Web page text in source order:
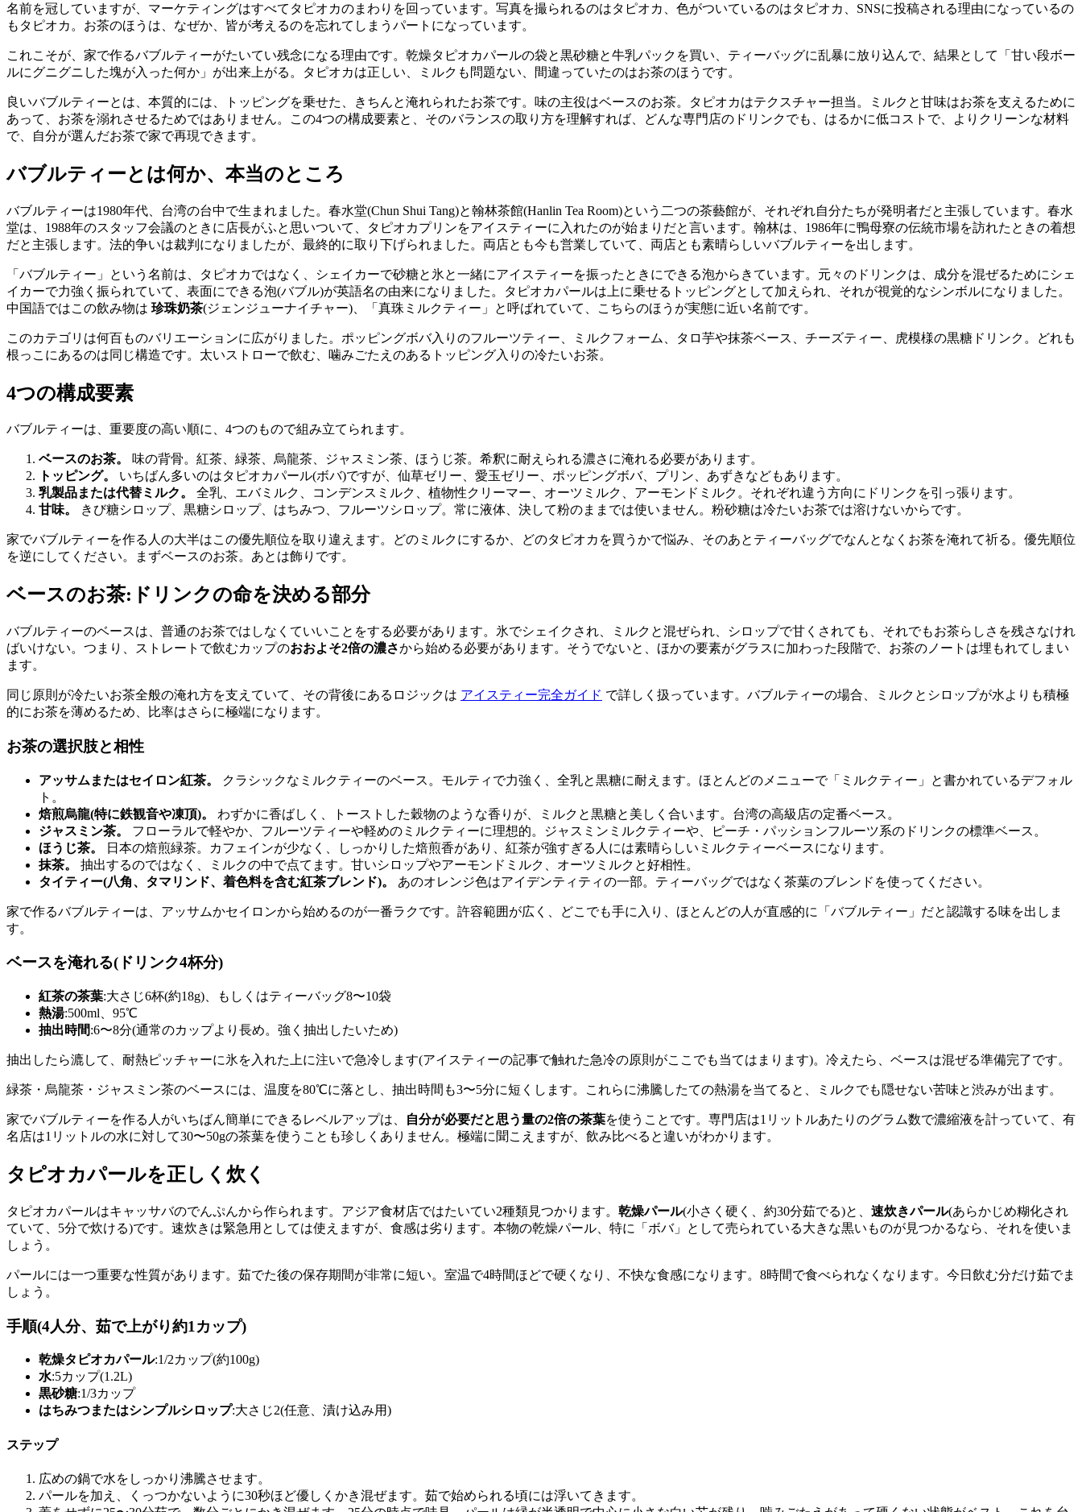
名前を冠していますが、マーケティングはすべてタピオカのまわりを回っています。写真を撮られるのはタピオカ、色がついているのはタピオカ、SNSに投稿される理由になっているの
もタピオカ。お茶のほうは、なぜか、皆が考えるのを忘れてしまうパートになっています。
これこそが、家で作るバブルティーがたいてい残念になる理由です。乾燥タピオカパールの袋と黒砂糖と牛乳パックを買い、ティーバッグに乱暴に放り込んで、結果として「甘い段ボー
ルにグニグニした塊が入った何か」が出来上がる。タピオカは正しい、ミルクも問題ない、間違っていたのはお茶のほうです。
良いバブルティーとは、本質的には、トッピングを乗せた、きちんと淹れられたお茶です。味の主役はベースのお茶。タピオカはテクスチャー担当。ミルクと甘味はお茶を支えるために
あって、お茶を溺れさせるためではありません。この4つの構成要素と、そのバランスの取り方を理解すれば、どんな専門店のドリンクでも、はるかに低コストで、よりクリーンな材料
で、自分が選んだお茶で家で再現できます。
バブルティーとは何か、本当のところ
バブルティーは1980年代、台湾の台中で生まれました。春水堂(Chun Shui Tang)と翰林茶館(Hanlin Tea Room)という二つの茶藝館が、それぞれ自分たちが発明者だと主張しています。春水
堂は、1988年のスタッフ会議のときに店長がふと思いついて、タピオカプリンをアイスティーに入れたのが始まりだと言います。翰林は、1986年に鴨母寮の伝統市場を訪れたときの着想
だと主張します。法的争いは裁判になりましたが、最終的に取り下げられました。両店とも今も営業していて、両店とも素晴らしいバブルティーを出します。
「バブルティー」という名前は、タピオカではなく、シェイカーで砂糖と氷と一緒にアイスティーを振ったときにできる泡からきています。元々のドリンクは、成分を混ぜるためにシェ
イカーで力強く振られていて、表面にできる泡(バブル)が英語名の由来になりました。タピオカパールは上に乗せるトッピングとして加えられ、それが視覚的なシンボルになりました。
中国語ではこの飲み物は 珍珠奶茶(ジェンジューナイチャー)、「真珠ミルクティー」と呼ばれていて、こちらのほうが実態に近い名前です。
このカテゴリは何百ものバリエーションに広がりました。ポッピングボバ入りのフルーツティー、ミルクフォーム、タロ芋や抹茶ベース、チーズティー、虎模様の黒糖ドリンク。どれも
根っこにあるのは同じ構造です。太いストローで飲む、噛みごたえのあるトッピング入りの冷たいお茶。
4つの構成要素
バブルティーは、重要度の高い順に、4つのもので組み立てられます。
ベースのお茶。
味の背骨。紅茶、緑茶、烏龍茶、ジャスミン茶、ほうじ茶。希釈に耐えられる濃さに淹れる必要があります。
トッピング。
いちばん多いのはタピオカパール(ボバ)ですが、仙草ゼリー、愛玉ゼリー、ポッピングボバ、プリン、あずきなどもあります。
乳製品または代替ミルク。
全乳、エバミルク、コンデンスミルク、植物性クリーマー、オーツミルク、アーモンドミルク。それぞれ違う方向にドリンクを引っ張ります。
甘味。
きび糖シロップ、黒糖シロップ、はちみつ、フルーツシロップ。常に液体、決して粉のままでは使いません。粉砂糖は冷たいお茶では溶けないからです。
家でバブルティーを作る人の大半はこの優先順位を取り違えます。どのミルクにするか、どのタピオカを買うかで悩み、そのあとティーバッグでなんとなくお茶を淹れて祈る。優先順位
を逆にしてください。まずベースのお茶。あとは飾りです。
ベースのお茶:ドリンクの命を決める部分
バブルティーのベースは、普通のお茶ではしなくていいことをする必要があります。氷でシェイクされ、ミルクと混ぜられ、シロップで甘くされても、それでもお茶らしさを残さなけれ
ばいけない。つまり、ストレートで飲むカップのおおよそ2倍の濃さから始める必要があります。そうでないと、ほかの要素がグラスに加わった段階で、お茶のノートは埋もれてしまい
ます。
同じ原則が冷たいお茶全般の淹れ方を支えていて、その背後にあるロジックは アイスティー完全ガイド で詳しく扱っています。バブルティーの場合、ミルクとシロップが水よりも積極
的にお茶を薄めるため、比率はさらに極端になります。
お茶の選択肢と相性
アッサムまたはセイロン紅茶。
クラシックなミルクティーのベース。モルティで力強く、全乳と黒糖に耐えます。ほとんどのメニューで「ミルクティー」と書かれているデフォル
ト。
焙煎烏龍(特に鉄観音や凍頂)。
わずかに香ばしく、トーストした穀物のような香りが、ミルクと黒糖と美しく合います。台湾の高級店の定番ベース。
ジャスミン茶。
フローラルで軽やか、フルーツティーや軽めのミルクティーに理想的。ジャスミンミルクティーや、ピーチ・パッションフルーツ系のドリンクの標準ベース。
ほうじ茶。
日本の焙煎緑茶。カフェインが少なく、しっかりした焙煎香があり、紅茶が強すぎる人には素晴らしいミルクティーベースになります。
抹茶。
抽出するのではなく、ミルクの中で点てます。甘いシロップやアーモンドミルク、オーツミルクと好相性。
タイティー(八角、タマリンド、着色料を含む紅茶ブレンド)。
あのオレンジ色はアイデンティティの一部。ティーバッグではなく茶葉のブレンドを使ってください。
家で作るバブルティーは、アッサムかセイロンから始めるのが一番ラクです。許容範囲が広く、どこでも手に入り、ほとんどの人が直感的に「バブルティー」だと認識する味を出しま
す。
ベースを淹れる(ドリンク4杯分)
紅茶の茶葉:大さじ6杯(約18g)、もしくはティーバッグ8〜10袋
熱湯:500ml、95℃
抽出時間:6〜8分(通常のカップより長め。強く抽出したいため)
抽出したら漉して、耐熱ピッチャーに氷を入れた上に注いで急冷します(アイスティーの記事で触れた急冷の原則がここでも当てはまります)。冷えたら、ベースは混ぜる準備完了です。
緑茶・烏龍茶・ジャスミン茶のベースには、温度を80℃に落とし、抽出時間も3〜5分に短くします。これらに沸騰したての熱湯を当てると、ミルクでも隠せない苦味と渋みが出ます。
家でバブルティーを作る人がいちばん簡単にできるレベルアップは、 自分が必要だと思う量の2倍の茶葉を使うことです。専門店は1リットルあたりのグラム数で濃縮液を計っていて、有
名店は1リットルの水に対して30〜50gの茶葉を使うことも珍しくありません。極端に聞こえますが、飲み比べると違いがわかります。
タピオカパールを正しく炊く
タピオカパールはキャッサバのでんぷんから作られます。アジア食材店ではたいてい2種類見つかります。 乾燥パール(小さく硬く、約30分茹でる)と、 速炊きパール(あらかじめ糊化され
ていて、5分で炊ける)です。速炊きは緊急用としては使えますが、食感は劣ります。本物の乾燥パール、特に「ボバ」として売られている大きな黒いものが見つかるなら、それを使いま
しょう。
パールには一つ重要な性質があります。茹でた後の保存期間が非常に短い。室温で4時間ほどで硬くなり、不快な食感になります。8時間で食べられなくなります。今日飲む分だけ茹でま
しょう。
手順(4人分、茹で上がり約1カップ)
乾燥タピオカパール:1/2カップ(約100g)
水:5カップ(1.2L)
黒砂糖:1/3カップ
はちみつまたはシンプルシロップ:大さじ2(任意、漬け込み用)
ステップ
広めの鍋で水をしっかり沸騰させます。
パールを加え、くっつかないように30秒ほど優しくかき混ぜます。茹で始められる頃には浮いてきます。